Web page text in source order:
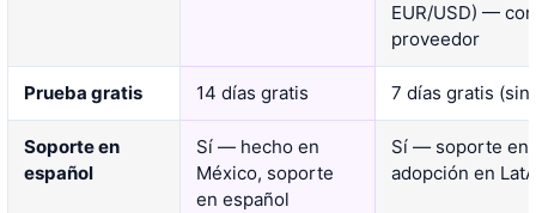
EUR/USD) —
proveedor
Prueba gratis 14 días gratis 7 días gratis (sin
Soporte en
español
Sí — hecho en
México, soporte
en español
Sí — soporte en
adopción en